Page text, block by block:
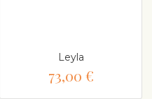
Leyla
73,00 €